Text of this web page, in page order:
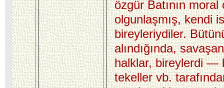
özgür Batının
olgunlaşmış, kendi
bireyleriydiler.
alındığında,
halklar, bireylerdi —
tekeller vb.